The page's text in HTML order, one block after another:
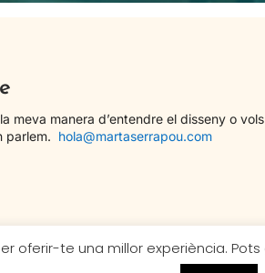
meva manera d’entendre el disseny o
parlem. hola@martaserrapou.com
oferir-te una millor experiència.